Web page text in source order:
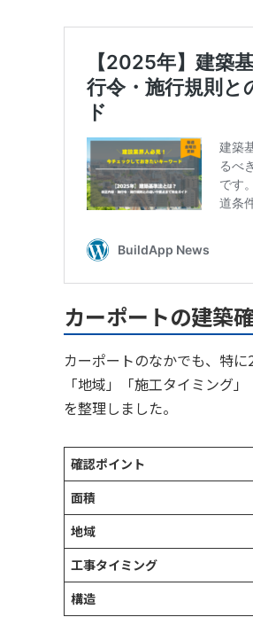
カーポートの建築
カーポートのなかでも、特
「地域」「施工タイミング
を整理しました。
確認ポイント
面積
地域
工事タイミング
構造